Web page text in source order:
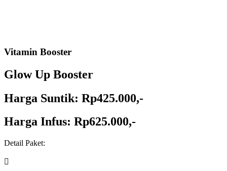
Vitamin Booster
Glow Up Booster
Harga Suntik: Rp425.000,-
Harga Infus: Rp625.000,-
Detail Paket:
